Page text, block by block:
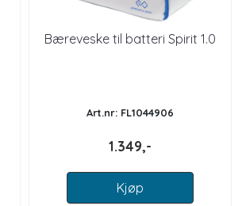
Bæreveske til batteri Spirit 1.0
Art.nr: FL1044906
1.349,-
Kjøp